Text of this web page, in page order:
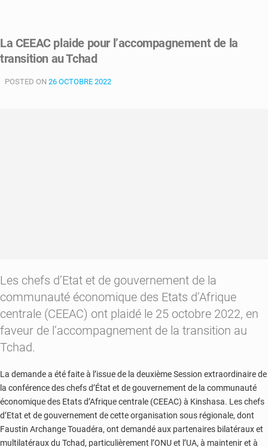
le
nouveau
de
La CEEAC plaide pour l’accompagnement de la
transition au Tchad
POSTED ON 26 OCTOBRE 2022
Les chefs d’Etat et de gouvernement de la
communauté économique des Etats d’Afrique
centrale (CEEAC) ont plaidé le 25 octobre 2022, en
faveur de l’accompagnement de la transition au
Tchad.
La demande a été faite à l’issue de la deuxième Session extraordinaire de
la conférence des chefs d’État et de gouvernement de la communauté
économique des Etats d’Afrique centrale (CEEAC) à Kinshasa. Les chefs
d’Etat et de gouvernement de cette organisation sous régionale, dont
Faustin Archange Touadéra, ont demandé aux partenaires bilatéraux et
multilatéraux du Tchad, particulièrement l’ONU et l’UA, à maintenir et à